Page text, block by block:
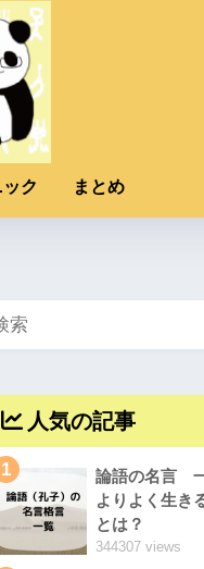
ク まとめ
人気の記事
1
論語の名言
よりよく生き
とは？
344307 views